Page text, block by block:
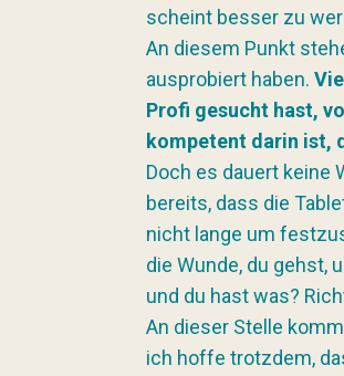
scheint besser zu
An diesem Punkt
ausprobiert haben.
Profi gesucht hast,
kompetent darin ist,
Doch es dauert keine
bereits, dass die
nicht lange um
die Wunde, du gehst,
und du hast was?
An dieser Stelle
ich hoffe trotzdem,